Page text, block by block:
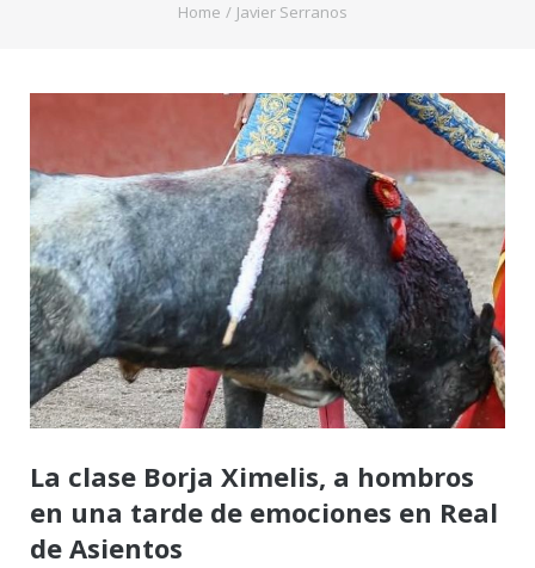
Home / Javier Serranos
La clase Borja Ximelis, a hombros
en una tarde de emociones en Real
de Asientos